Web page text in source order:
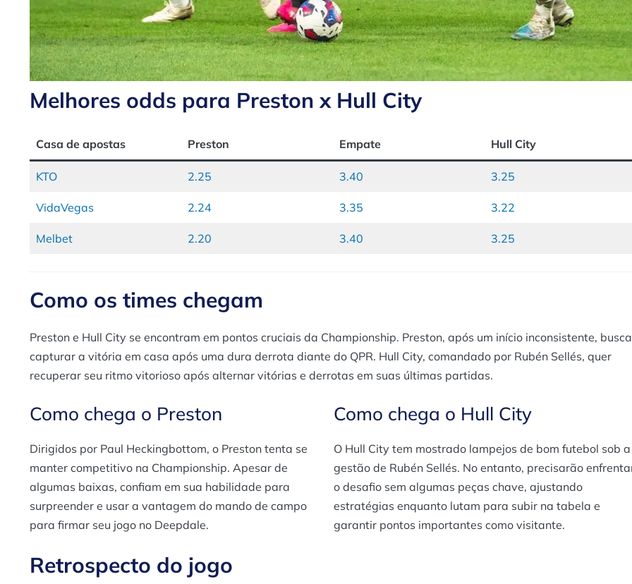
Melhores odds para Preston x Hull City
Casa de apostas Preston Empate Hull City
KTO 2.25 3.40 3.25
VidaVegas 2.24 3.35 3.22
Melbet 2.20 3.40 3.25
Como os times chegam
Preston e Hull City se encontram em pontos cruciais da Championship. Preston, após um início inconsistente, busca
capturar a vitória em casa após uma dura derrota diante do QPR. Hull City, comandado por Rubén Sellés, quer
recuperar seu ritmo vitorioso após alternar vitórias e derrotas em suas últimas partidas.
Como chega o Preston
Dirigidos por Paul Heckingbottom, o Preston tenta se
manter competitivo na Championship. Apesar de
algumas baixas, confiam em sua habilidade para
surpreender e usar a vantagem do mando de campo
para firmar seu jogo no Deepdale.
Como chega o Hull City
O Hull City tem mostrado lampejos de bom futebol sob a
gestão de Rubén Sellés. No entanto, precisarão
o desafio sem algumas peças chave, ajustando
estratégias enquanto lutam para subir na tabela e
garantir pontos importantes como visitante.
Retrospecto do jogo